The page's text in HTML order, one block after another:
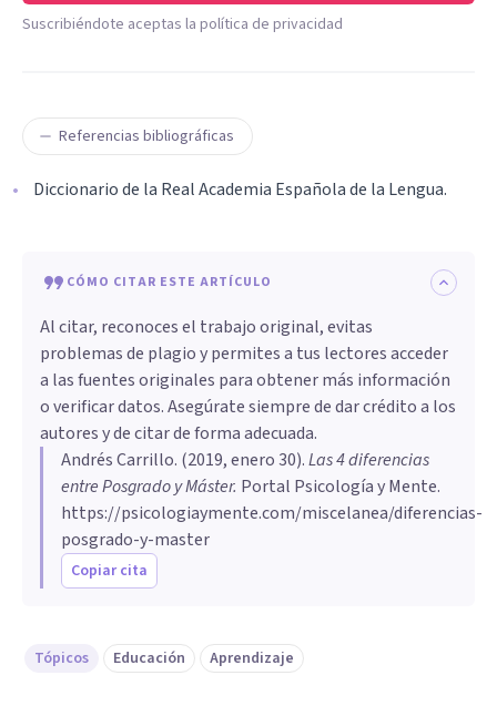
Suscribiéndote aceptas la política de privacidad
Referencias bibliográficas
Diccionario de la Real Academia Española de la Lengua.
CÓMO CITAR ESTE ARTÍCULO
Al citar, reconoces el trabajo original, evitas
problemas de plagio y permites a tus lectores acceder
a las fuentes originales para obtener más información
o verificar datos. Asegúrate siempre de dar crédito a los
autores y de citar de forma adecuada.
Andrés Carrillo. (2019, enero 30).Las 4 diferencias
entre Posgrado y Máster. Portal Psicología y Mente.
https://psicologiaymente.com/miscelanea/diferencias-
posgrado-y-master
Copiar cita
Tópicos Educación Aprendizaje